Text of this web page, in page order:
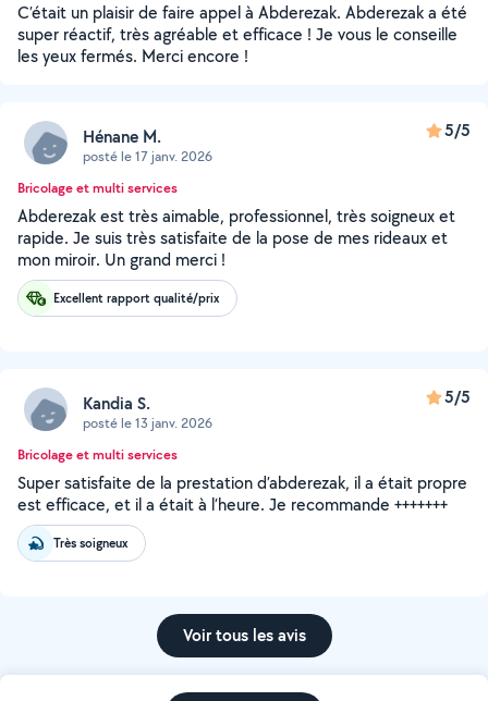
C’était un plaisir de faire appel à Abderezak. Abderezak a été
super réactif, très agréable et efficace ! Je vous le conseille
les yeux fermés. Merci encore !
Hénane M.
posté le 17 janv. 2026
5/5
Bricolage et multi services
Abderezak est très aimable, professionnel, très soigneux et
rapide. Je suis très satisfaite de la pose de mes rideaux et
mon miroir. Un grand merci !
Excellent rapport qualité/prix
Kandia S.
posté le 13 janv. 2026
5/5
Bricolage et multi services
Super satisfaite de la prestation d’abderezak, il a était propre
est efficace, et il a était à l’heure. Je recommande +++++++
Très soigneux
Voir tous les avis